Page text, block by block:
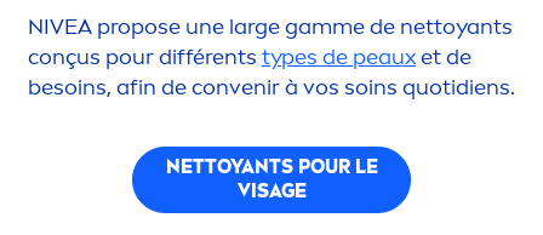
NIVEA propose une large gamme de nettoyants
conçus pour différents types de peauxet de
besoins, afin de convenir à vos soins quotidiens.
NETTOYANTS POUR LE
VISAGE